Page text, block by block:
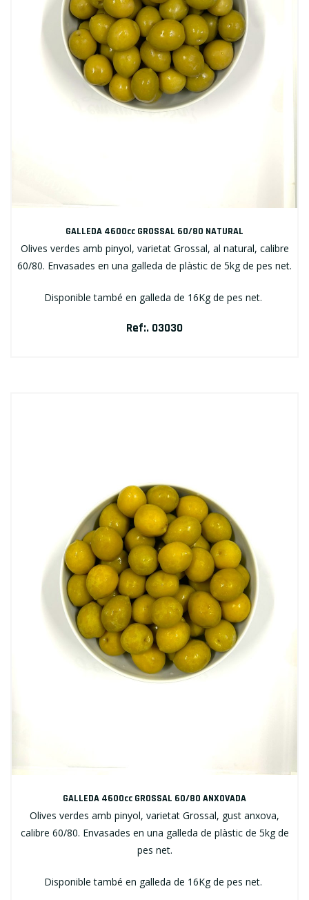
GALLEDA 4600cc GROSSAL 60/80 NATURAL
Olives verdes amb pinyol, varietat Grossal, al natural, calibre
60/80. Envasades en una galleda de plàstic de 5kg de pes net.
Disponible també en galleda de 16Kg de pes net.
Ref:. 03030
GALLEDA 4600cc GROSSAL 60/80 ANXOVADA
Olives verdes amb pinyol, varietat Grossal, gust anxova,
calibre 60/80. Envasades en una galleda de plàstic de 5kg de
pes net.
Disponible també en galleda de 16Kg de pes net.